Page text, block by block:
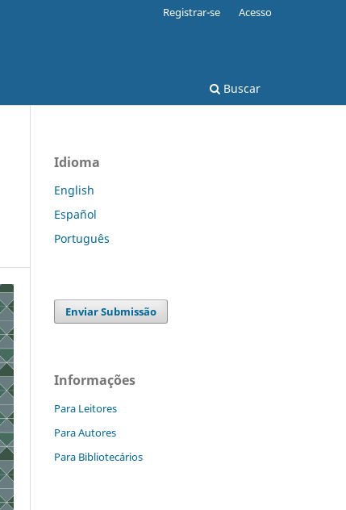
Buscar
Registrar-se Acesso
Idioma
English
Español
Português
Enviar Submissão
Informações
Para Leitores
Para Autores
Para Bibliotecários